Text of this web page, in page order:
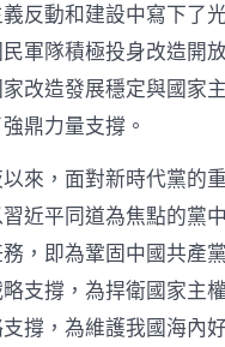
反動和建設中寫下了
軍隊積極投身改造開
改造發展穩定與國家
鼎力量支撐。
來，面對新時代黨的
近平同道為焦點的黨
，即為鞏固中國共產
支撐，為捍衛國家主
撐，為維護我國海內